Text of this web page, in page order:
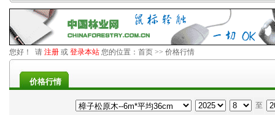
您好！ 请 注册 或 登录本站 您的位置： 首页 >> 价格行情
价格行情
至
1500